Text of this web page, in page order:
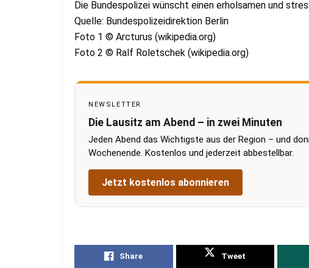
Die Bundespolizei wünscht einen erholsamen und
Quelle: Bundespolizeidirektion Berlin
Foto 1 © Arcturus (wikipedia.org)
Foto 2 © Ralf Roletschek (wikipedia.org)
NEWSLETTER
Die Lausitz am Abend – in zwei Minuten
Jeden Abend das Wichtigste aus der Region – und
Wochenende. Kostenlos und jederzeit abbestellbar.
Jetzt kostenlos abonnieren
Share Tweet